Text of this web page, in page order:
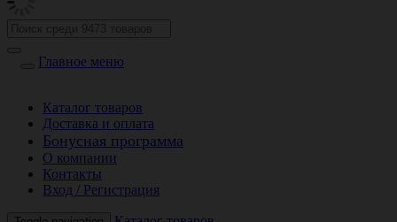
Главное меню
Каталог товаров
Доставка и оплата
Бонусная программа
О компании
Контакты
Вход / Регистрация